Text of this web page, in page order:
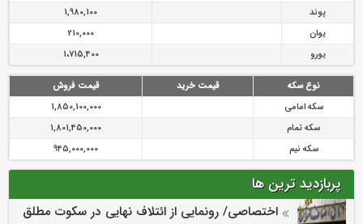
پوند
1,980,100
یوان
210,000
یورو
1،715,400
نوع سکه قیمت خرید
قیمت فروش
سکه امامی
1,850,100,000
سکه تمام
1,801,450,000
سکه نیم
945,000,000
پربازدید ترین ها
اختصاصی/ رونمایی از ائتلاف‌ نهایی در سکوت مطلق